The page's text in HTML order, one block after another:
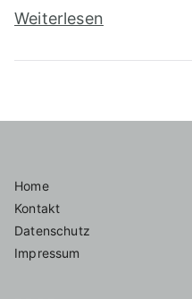
Weiterlesen
Home
Kontakt
Datenschutz
Impressum